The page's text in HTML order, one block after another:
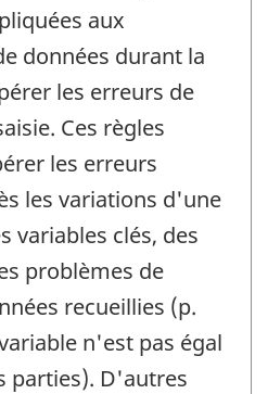
aux
données durant la
les erreurs de
Ces règles
les erreurs
les variations d'une
variables clés, des
problèmes de
recueillies (p.
n'est pas égal
parties). D'autres